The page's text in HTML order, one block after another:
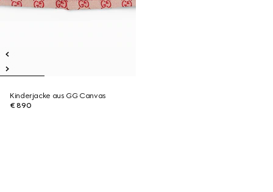
Kinderjacke aus GG Canvas
€ 890